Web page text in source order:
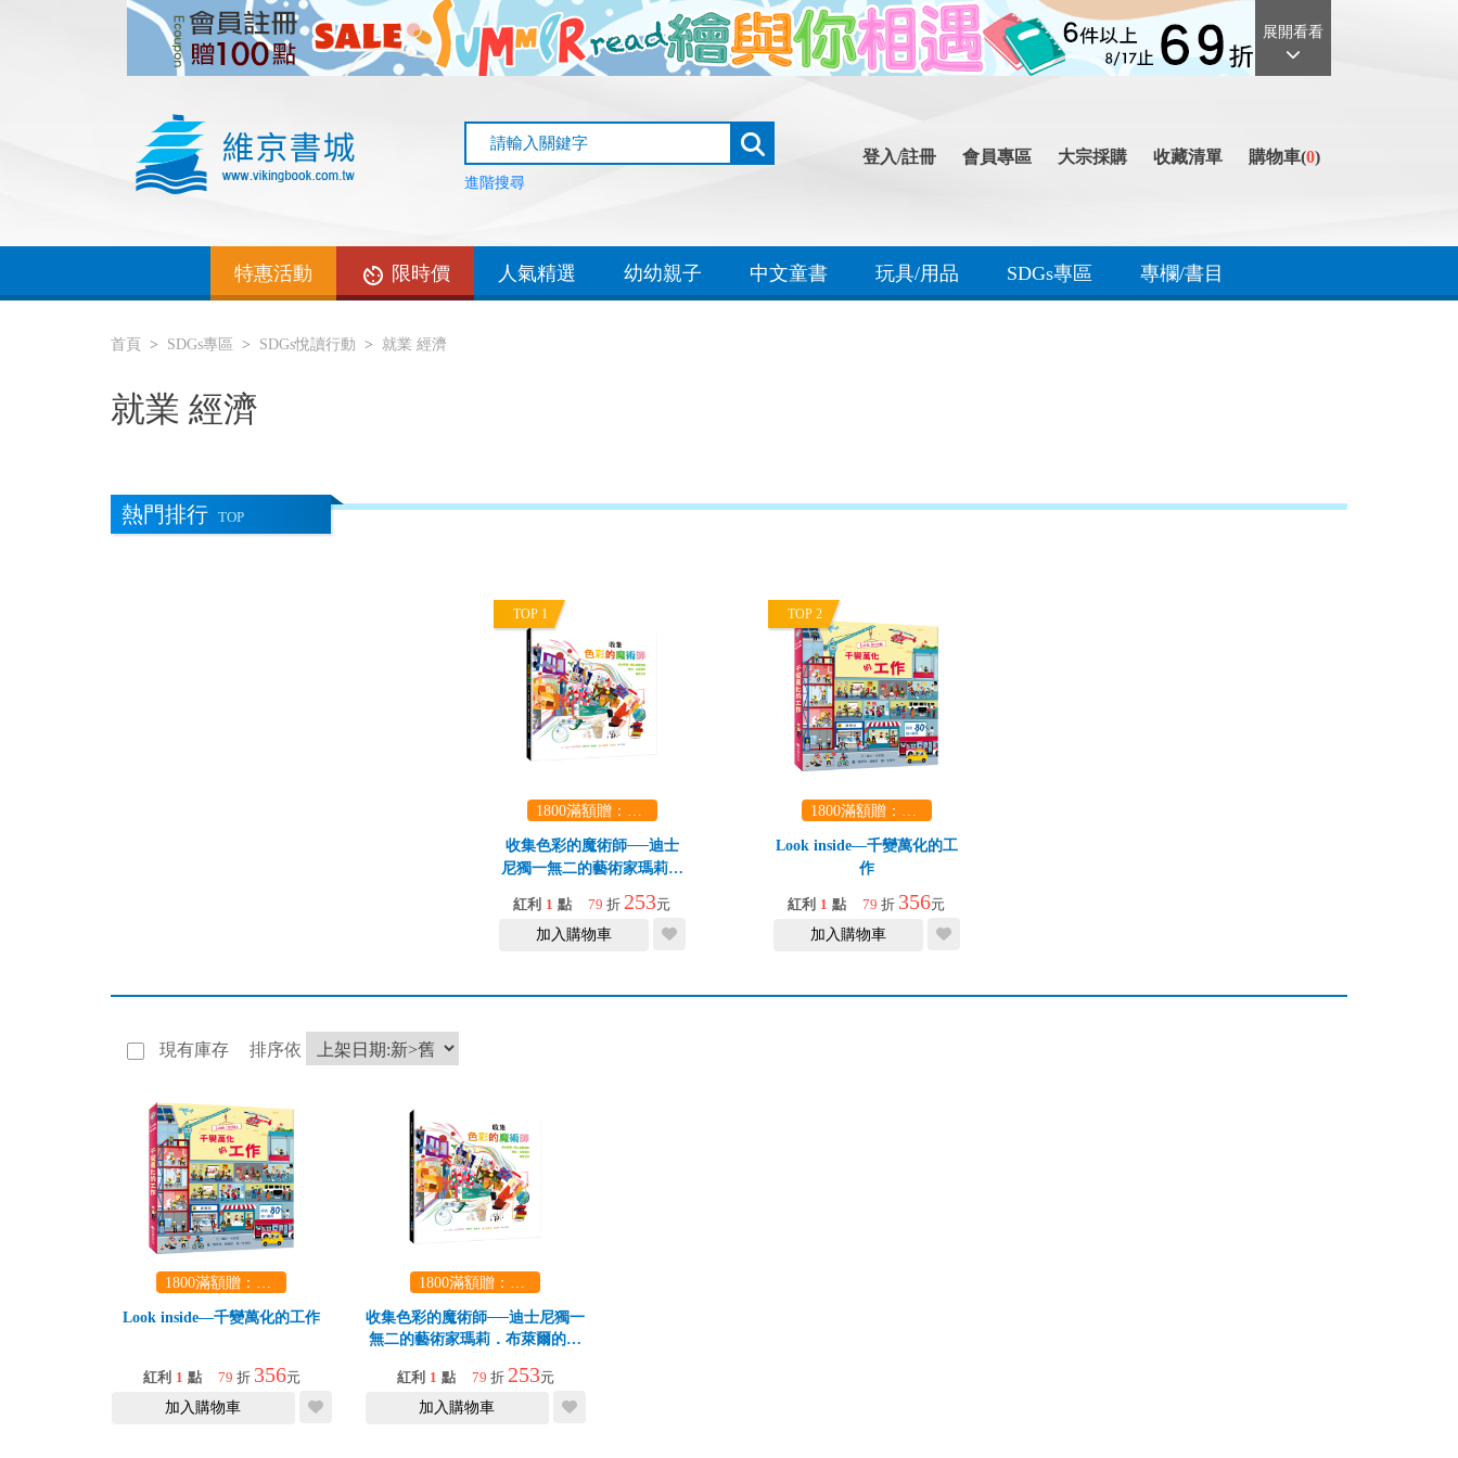
展開看看
進階搜尋
登入/註冊 會員專區 大宗採購 收藏清單 購物車(0)
特惠活動 限時價 人氣精選 幼幼親子 中文童書 玩具/用品 SDGs專區 專欄/書目
首頁 SDGs專區 SDGs悅讀行動 就業 經濟
就業 經濟
熱門排行 TOP
TOP 1
1800滿額贈：口袋玩具一份（隨機出貨） (summer read)
收集色彩的魔術師──迪士
尼獨一無二的藝術家瑪莉．
布萊爾的神奇世界
紅利 1 點 79 折 253元
加入購物車
TOP 2
1800滿額贈：口袋玩具一份（隨機出貨） (summer read)
Look inside—千變萬化的工
作
紅利 1 點 79 折 356元
加入購物車
現有庫存 排序依
1800滿額贈：口袋玩具一份（隨機出貨） (summer read)
Look inside—千變萬化的工作
紅利 1 點 79 折 356元
加入購物車
1800滿額贈：口袋玩具一份（隨機出貨） (summer read)
收集色彩的魔術師──迪士尼獨一
無二的藝術家瑪莉．布萊爾的神
紅利 1 點 79 折 253元
加入購物車